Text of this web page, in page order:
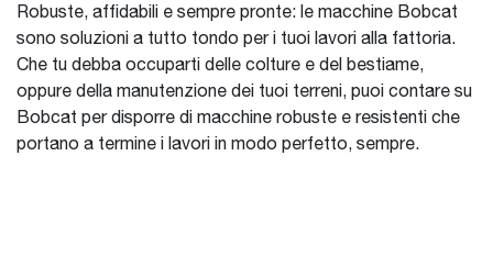
Robuste, affidabili e sempre pronte: le macchine Bobcat
sono soluzioni a tutto tondo per i tuoi lavori alla fattoria.
Che tu debba occuparti delle colture e del bestiame,
oppure della manutenzione dei tuoi terreni, puoi contare su
Bobcat per disporre di macchine robuste e resistenti che
portano a termine i lavori in modo perfetto, sempre.